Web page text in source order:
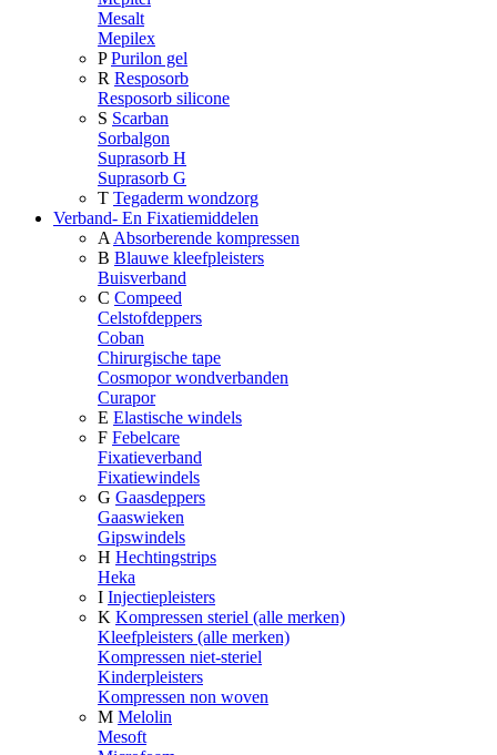
Mesalt
Mepilex
P Purilon gel
R Resposorb
Resposorb silicone
S Scarban
Sorbalgon
Suprasorb H
Suprasorb G
T Tegaderm wondzorg
Verband- En Fixatiemiddelen
A Absorberende kompressen
B Blauwe kleefpleisters
Buisverband
C Compeed
Celstofdeppers
Coban
Chirurgische tape
Cosmopor wondverbanden
Curapor
E Elastische windels
F Febelcare
Fixatieverband
Fixatiewindels
G Gaasdeppers
Gaaswieken
Gipswindels
H Hechtingstrips
Heka
I Injectiepleisters
K Kompressen steriel (alle merken)
Kleefpleisters (alle merken)
Kompressen niet-steriel
Kinderpleisters
Kompressen non woven
M Melolin
Mesoft